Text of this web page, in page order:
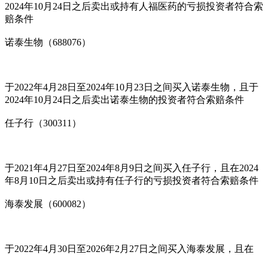
2024年10月24日之后卖出或持有人福医药的亏损投资者符合索
赔条件
诺泰生物（688076）
于2022年4月28日至2024年10月23日之间买入诺泰生物，且于
2024年10月24日之后卖出诺泰生物的投资者符合索赔条件
任子行（300311）
于2021年4月27日至2024年8月9日之间买入任子行，且在2024
年8月10日之后卖出或持有任子行的亏损投资者符合索赔条件
海泰发展（600082）
于2022年4月30日至2026年2月27日之间买入海泰发展，且在